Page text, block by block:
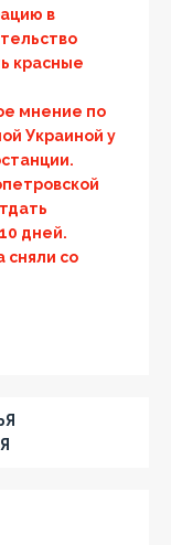
в
красные
мнение по
Украиной у
дней.
сняли со